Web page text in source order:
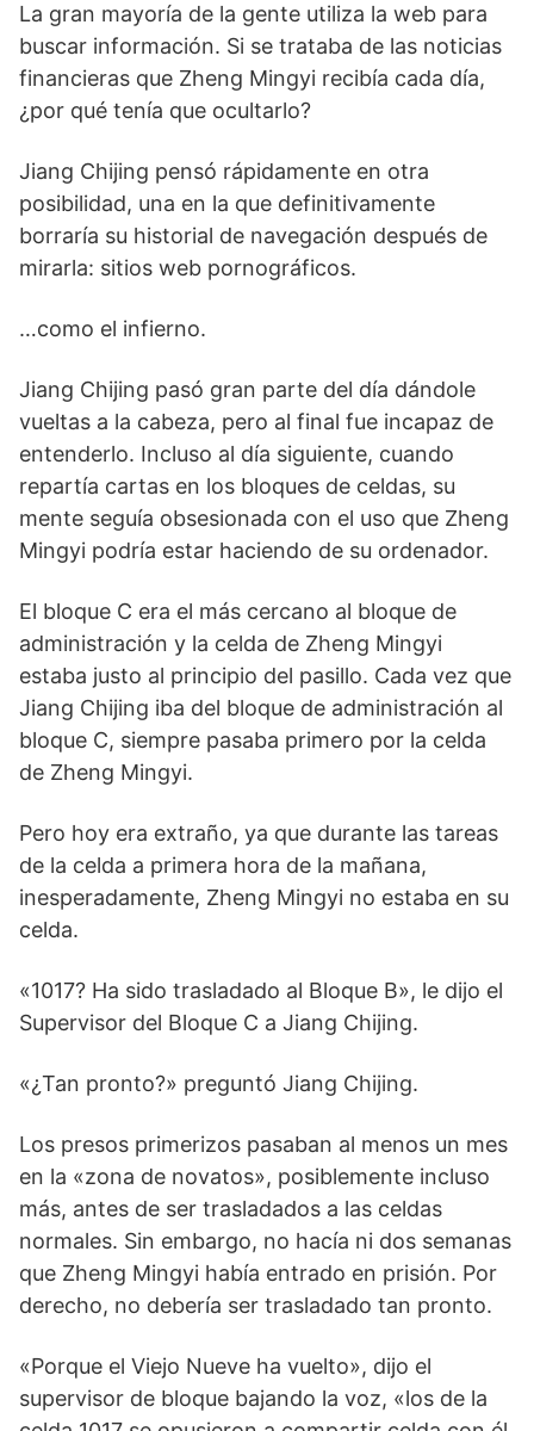
La gran mayoría de la gente utiliza la web para
buscar información. Si se trataba de las noticias
financieras que Zheng Mingyi recibía cada día,
¿por qué tenía que ocultarlo?
Jiang Chijing pensó rápidamente en otra
posibilidad, una en la que definitivamente
borraría su historial de navegación después de
mirarla: sitios web pornográficos.
…como el infierno.
Jiang Chijing pasó gran parte del día dándole
vueltas a la cabeza, pero al final fue incapaz de
entenderlo. Incluso al día siguiente, cuando
repartía cartas en los bloques de celdas, su
mente seguía obsesionada con el uso que Zheng
Mingyi podría estar haciendo de su ordenador.
El bloque C era el más cercano al bloque de
administración y la celda de Zheng Mingyi
estaba justo al principio del pasillo. Cada vez que
Jiang Chijing iba del bloque de administración al
bloque C, siempre pasaba primero por la celda
de Zheng Mingyi.
Pero hoy era extraño, ya que durante las tareas
de la celda a primera hora de la mañana,
inesperadamente, Zheng Mingyi no estaba en su
celda.
«1017? Ha sido trasladado al Bloque B», le dijo el
Supervisor del Bloque C a Jiang Chijing.
«¿Tan pronto?» preguntó Jiang Chijing.
Los presos primerizos pasaban al menos un mes
en la «zona de novatos», posiblemente incluso
más, antes de ser trasladados a las celdas
normales. Sin embargo, no hacía ni dos semanas
que Zheng Mingyi había entrado en prisión. Por
derecho, no debería ser trasladado tan pronto.
«Porque el Viejo Nueve ha vuelto», dijo el
supervisor de bloque bajando la voz, «los de la